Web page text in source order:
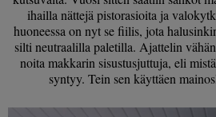
ihailla nättejä pistorasioita ja
huoneessa on nyt se fiilis, jota
silti neutraalilla paletilla. Ajattelin
noita makkarin sisustusjuttuja, eli
syntyy. Tein sen käyttäen